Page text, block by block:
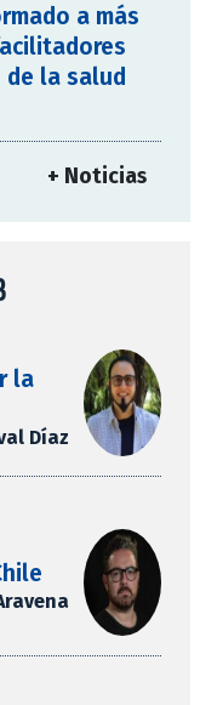
a más
la salud
+ Noticias
la
Díaz